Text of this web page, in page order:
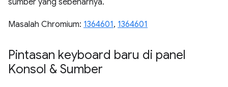
sumber yang sebenarnya.
Masalah Chromium: 1364601, 1364601
Pintasan keyboard baru di panel
Konsol & Sumber